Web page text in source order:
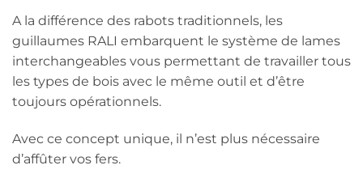
A la différence des rabots traditionnels, les
guillaumes RALI embarquent le système de lames
interchangeables vous permettant de travailler tous
les types de bois avec le même outil et d’être
toujours opérationnels.
Avec ce concept unique, il n’est plus nécessaire
d’affûter vos fers.